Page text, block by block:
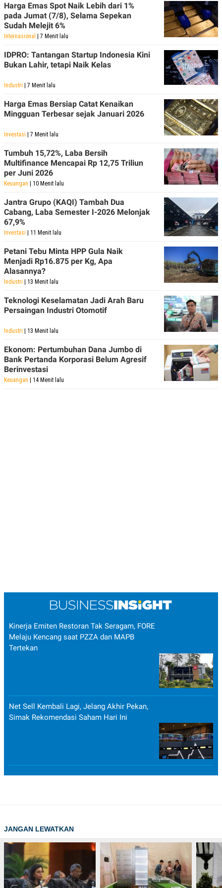
A
D
E
Y
E
A
S
.
D
L
N
G
A
N
N
T
A
K
K
N
R
J
A
M
E
N
E
A
P
E
R
A
V
E
R
T
I
I
N
G
K
G
E
D
.
D
Harga Emas Spot Naik Lebih dari 1%
pada Jumat (7/8), Selama Sepekan
Sudah Melejit 6%
Internasional | 7 Menit lalu
IDPRO: Tantangan Startup Indonesia Kini
Bukan Lahir, tetapi Naik Kelas
Industri | 7 Menit lalu
Harga Emas Bersiap Catat Kenaikan
Mingguan Terbesar sejak Januari 2026
Investasi | 7 Menit lalu
Tumbuh 15,72%, Laba Bersih
Multifinance Mencapai Rp 12,75 Triliun
per Juni 2026
Keuangan | 10 Menit lalu
Jantra Grupo (KAQI) Tambah Dua
Cabang, Laba Semester I-2026 Melonjak
67,9%
Investasi | 11 Menit lalu
Petani Tebu Minta HPP Gula Naik
Menjadi Rp16.875 per Kg, Apa
Alasannya?
Industri | 13 Menit lalu
Teknologi Keselamatan Jadi Arah Baru
Persaingan Industri Otomotif
Industri | 13 Menit lalu
Ekonom: Pertumbuhan Dana Jumbo di
Bank Pertanda Korporasi Belum Agresif
Berinvestasi
Keuangan | 14 Menit lalu
Kinerja Emiten Restoran Tak Seragam, FORE
Melaju Kencang saat PZZA dan MAPB
Tertekan
Net Sell Kembali Lagi, Jelang Akhir Pekan,
Simak Rekomendasi Saham Hari Ini
JANGAN LEWATKAN